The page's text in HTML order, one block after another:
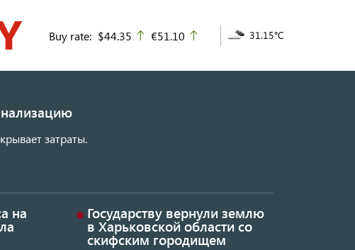
Buy rate: $44.35 up
€51.10 31.15°C
затраты.
на Государству вернули землю
в Харьковской области со
скифским городищем